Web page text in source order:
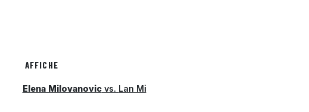
AFFICHE
Elena Milovanovicvs. Lan Mi